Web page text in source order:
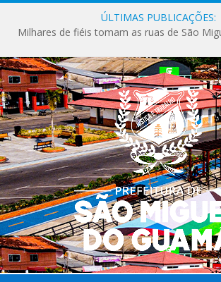
ÚLTIMAS PUBLICAÇÕES: